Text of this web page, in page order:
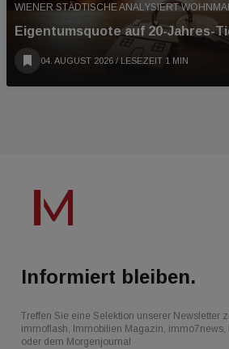
WIENER STÄDTISCHE ANALYSIERT
Eigentumsquote auf 20-Jahres-
04. AUGUST 2026 / LESEZEIT 1 MIN
Informiert bleiben.
Treffen Sie eine Selektion unserer Newsletter
immoflash, Immobilien Magazin,
oder dem Morgenjournal